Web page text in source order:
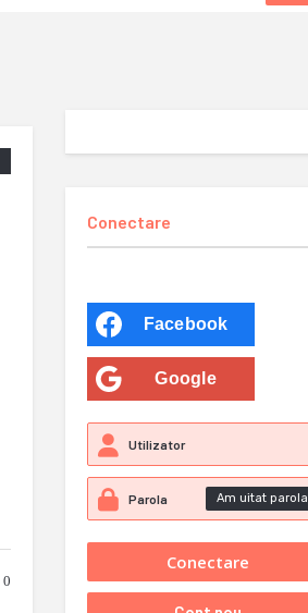
0
Conectare
Facebook
Google
Am uitat parola